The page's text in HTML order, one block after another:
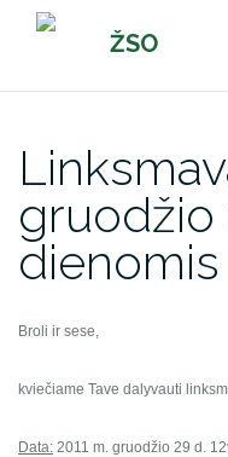
Pereiti
ŽSO
gruodžio
Broli ir sese,
kviečiame Tave dalyvauti
Data: 2011 m. gruodžio 29 d.